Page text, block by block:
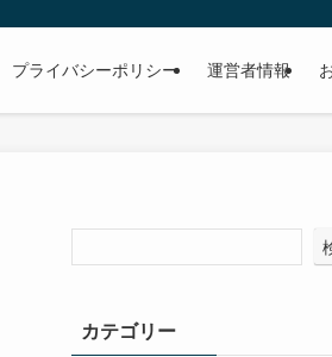
プライバシーポリシー 運営者情報
カテゴリー